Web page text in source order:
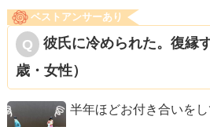
ベストアンサーあり
彼氏に冷められた。復縁
歳・女性）
半年ほどお付き合いを